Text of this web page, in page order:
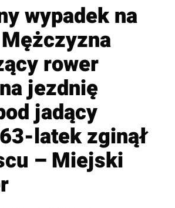
wypadek na
rower
jezdnię
jadący
latek zginął
– Miejski